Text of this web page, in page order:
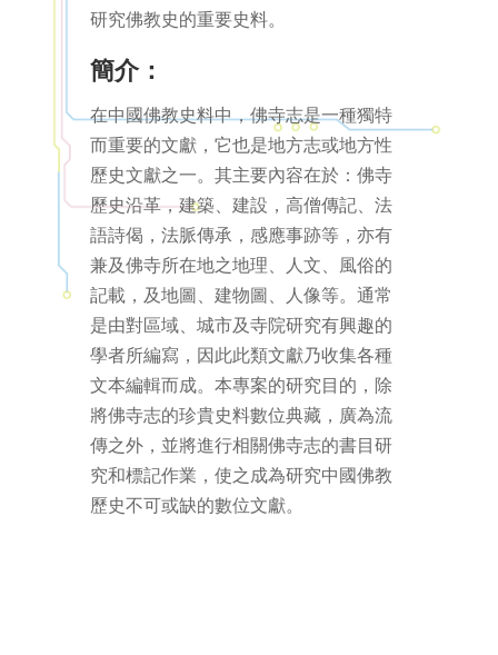
研究佛教史的重要史料。
簡介：
在中國佛教史料中，佛寺志是一種獨特
而重要的文獻，它也是地方志或地方性
歷史文獻之一。其主要內容在於：佛寺
歷史沿革，建築、建設，高僧傳記、法
語詩偈，法脈傳承，感應事跡等，亦有
兼及佛寺所在地之地理、人文、風俗的
記載，及地圖、建物圖、人像等。通常
是由對區域、城市及寺院研究有興趣的
學者所編寫，因此此類文獻乃收集各種
文本編輯而成。本專案的研究目的，除
將佛寺志的珍貴史料數位典藏，廣為流
傳之外，並將進行相關佛寺志的書目研
究和標記作業，使之成為研究中國佛教
歷史不可或缺的數位文獻。